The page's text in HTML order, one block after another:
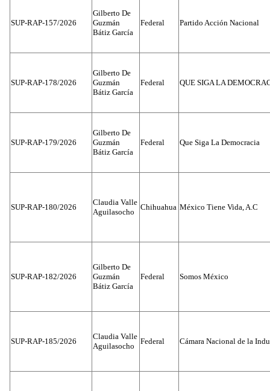
SUP-RAP-157/2026
Gilberto De
Guzmán
Bátiz García
Federal Partido Acción Nacional
SUP-RAP-178/2026
Gilberto De
Guzmán
Bátiz García
Federal QUE SIGA LA
SUP-RAP-179/2026
Gilberto De
Guzmán
Bátiz García
Federal Que Siga La Democracia
SUP-RAP-180/2026
Claudia Valle
Aguilasocho
Chihuahua México Tiene Vida, A.C
SUP-RAP-182/2026
Gilberto De
Guzmán
Bátiz García
Federal Somos México
SUP-RAP-185/2026
Claudia Valle
Aguilasocho
Federal Cámara Nacional de la